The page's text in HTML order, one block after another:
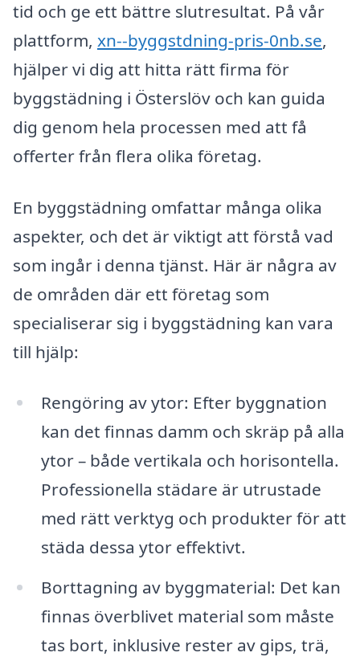
tid och ge ett bättre slutresultat. På vår
plattform, xn--byggstdning-pris-0nb.se,
hjälper vi dig att hitta rätt firma för
byggstädning i Österslöv och kan guida
dig genom hela processen med att få
offerter från flera olika företag.
En byggstädning omfattar många olika
aspekter, och det är viktigt att förstå vad
som ingår i denna tjänst. Här är några av
de områden där ett företag som
specialiserar sig i byggstädning kan vara
till hjälp:
Rengöring av ytor: Efter byggnation
kan det finnas damm och skräp på alla
ytor – både vertikala och horisontella.
Professionella städare är utrustade
med rätt verktyg och produkter för att
städa dessa ytor effektivt.
Borttagning av byggmaterial: Det kan
finnas överblivet material som måste
tas bort, inklusive rester av gips, trä,